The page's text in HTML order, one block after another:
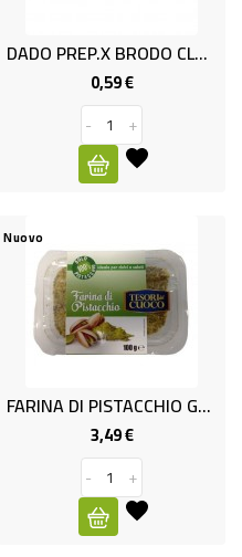
DADO PREP.X BRODO CLASSIC
0,59 €Prezzo
-
+
Nuovo
FARINA DI PISTACCHIO GR.100
3,49 €Prezzo
-
+